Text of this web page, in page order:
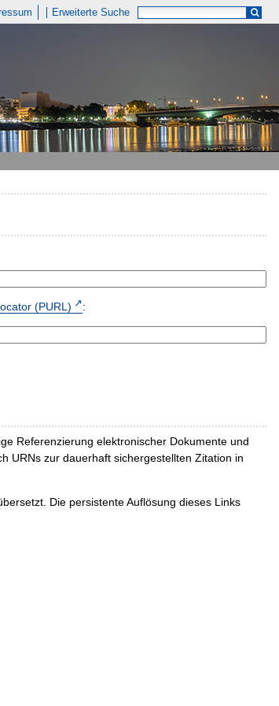
Erweiterte Suche
(PURL) :
Referenzierung elektronischer Dokumente und
URNs zur dauerhaft sichergestellten Zitation in
Die persistente Auflösung dieses Links